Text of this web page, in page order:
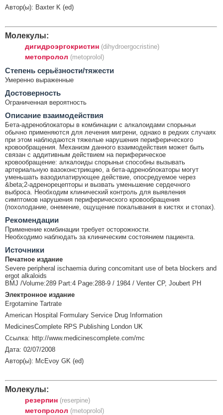
Автор(ы): Baxter K (ed)
Молекулы:
дигидроэргокристин (dihydroergocristine)
метопролол (metoprolol)
Cтепень серьёзности/тяжести
Умеренно выраженные
Достоверность
Ограниченная вероятность
Описание взаимодействия
Бета-адреноблокаторы в комбинации с алкалоидами спорыньи
обычно применяются для лечения мигрени, однако в редких случаях
при этом наблюдаются тяжелые нарушения периферического
кровообращения. Механизм данного взаимодействия может быть
связан с аддитивным действием на периферическое
кровообращение: алкалоиды спорыньи способны вызывать
артериальную вазоконстрикцию, а бета-адреноблокаторы могут
уменьшать вазодилатирующее действие, опосредуемое через
&beta;2-адренорецепторы и вызвать уменьшение сердечного
выброса. Необходим клинический контроль для выявления
симптомов нарушения периферического кровообращения
(похолодание, онемение, ощущение покалывания в кистях и стопах).
Рекомендации
Применение комбинации требует осторожности.
Необходимо наблюдать за клиническим состоянием пациента.
Источники
Печатное издание
Severe peripheral ischaemia during concomitant use of beta blockers and
ergot alkaloids
BMJ /Volume:289 Part:4 Page:288-9 / 1984 / Venter CP, Joubert PH
Электронное издание
Ergotamine Tartrate
American Hospital Formulary Service Drug Information
MedicinesComplete RPS Publishing London UK
Ссылка: http://www.medicinescomplete.com/mc
Дата: 02/07/2008
Автор(ы): McEvoy GK (ed)
Молекулы:
резерпин (reserpine)
метопролол (metoprolol)